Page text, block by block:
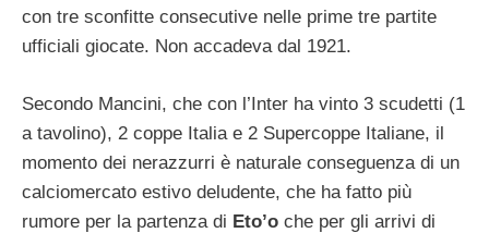
con tre sconfitte consecutive nelle prime tre partite
ufficiali giocate. Non accadeva dal 1921.
Secondo Mancini, che con l’Inter ha vinto 3 scudetti (1
a tavolino), 2 coppe Italia e 2 Supercoppe Italiane, il
momento dei nerazzurri è naturale conseguenza di un
calciomercato estivo deludente, che ha fatto più
rumore per la partenza di Eto’o che per gli arrivi di